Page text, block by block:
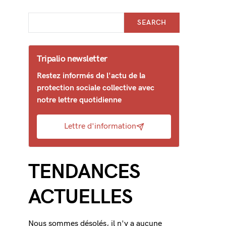
SEARCH
Tripalio newsletter
Restez informés de l'actu de la
protection sociale collective avec
notre lettre quotidienne
Lettre d'information
TENDANCES
ACTUELLES
Nous sommes désolés, il n'y a aucune